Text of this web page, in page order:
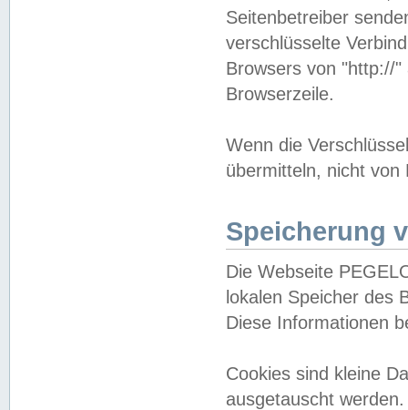
Seitenbetreiber
verschlüsselte
Browsers von "http://
Browserzeile.
Wenn die
übermitteln, nicht von
Speicherung
Die Webseite
lokalen Speicher des
Diese Informationen
Cookies sind kleine
ausgetauscht